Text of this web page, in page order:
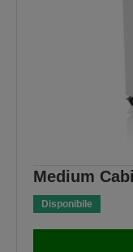
Medium
Disponibile